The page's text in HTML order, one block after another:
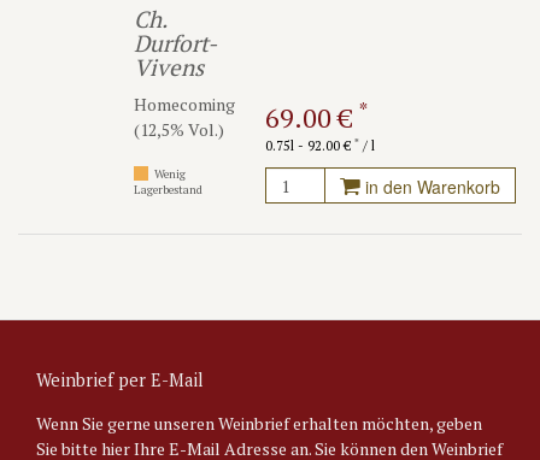
Ch.
Durfort-
Vivens
Homecoming
(12,5% Vol.)
Wenig
Lagerbestand
69.00 € *
0.75l - 92.00 € */ l
in den Warenkorb
Weinbrief per E-Mail
Wenn Sie gerne unseren Weinbrief erhalten möchten, geben
Sie bitte hier Ihre E-Mail Adresse an. Sie können den Weinbrief